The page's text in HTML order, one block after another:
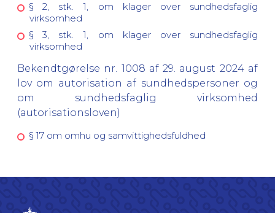
§ 2, stk. 1, om klager over sundhedsfaglig
virksomhed
§ 3, stk. 1, om klager over sundhedsfaglig
virksomhed
Bekendtgørelse nr. 1008 af 29. august 2024 af
lov om autorisation af sundhedspersoner og
om sundhedsfaglig virksomhed
(autorisationsloven)
§ 17 om omhu og samvittighedsfuldhed